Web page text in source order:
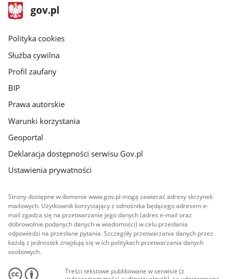
stopka
gov.pl
Strona
gov.pl
gov.pl
Polityka cookies
Służba cywilna
Profil zaufany
BIP
Prawa autorskie
Warunki korzystania
Geoportal
Deklaracja dostępności serwisu Gov.pl
Ustawienia prywatności
Strony dostępne w domenie www.gov.pl mogą zawierać adresy skrzynek
mailowych. Użytkownik korzystający z odnośnika będącego adresem e-
mail zgadza się na przetwarzanie jego danych (adres e-mail oraz
dobrowolnie podanych danych w wiadomości) w celu przesłania
odpowiedzi na przesłane pytania. Szczegóły przetwarzania danych przez
każdą z jednostek znajdują się w ich politykach przetwarzania danych
osobowych.
Treści tekstowe publikowane w serwisie (z